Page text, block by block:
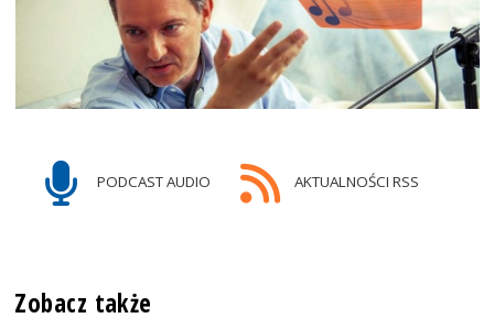
PODCAST AUDIO AKTUALNOŚCI RSS
Zobacz także